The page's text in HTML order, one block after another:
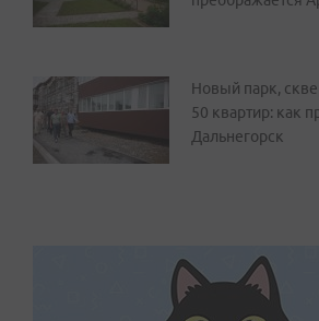
Новый парк,
50 квартир: как
Дальнегорск